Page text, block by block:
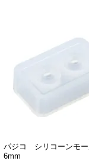
パジコ シリコーンモ
6mm